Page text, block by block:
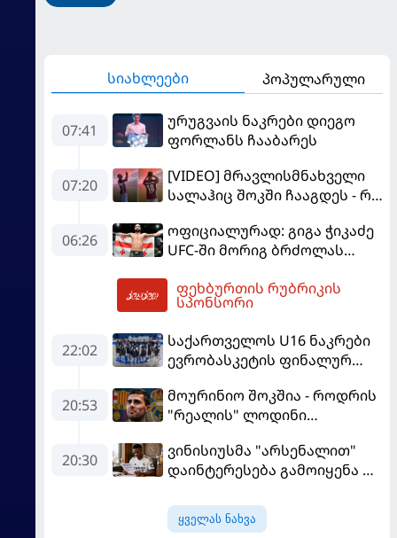
სიახლეები პოპულარული
07:41
ურუგვაის ნაკრები დიეგო
ფორლანს ჩააბარეს
07:20
[VIDEO] მრავლისმნახველი
სალაჰიც შოკში ჩააგდეს - რა
ეგვიპტელი ფეხბურთელის
წარდგენისას
06:26
ოფიციალურად: გიგა ჭიკაძე
UFC-ში მორიგ ბრძოლას
ფეხბურთის რუბრიკის
სპონსორი
22:02
საქართველოს U16 ნაკრები
ევრობასკეტის ფინალურ
ასპარეზობას იწყებს
20:53
მოურინიო შოკშია - როდრის
"რეალის" ლოდინი
"ბარსელონაში" გადადის
20:30
ვინისიუსმა "არსენალით"
დაინტერესება გამოიყენა და
მომგებიანად გააგრძელა
ყველას ნახვა